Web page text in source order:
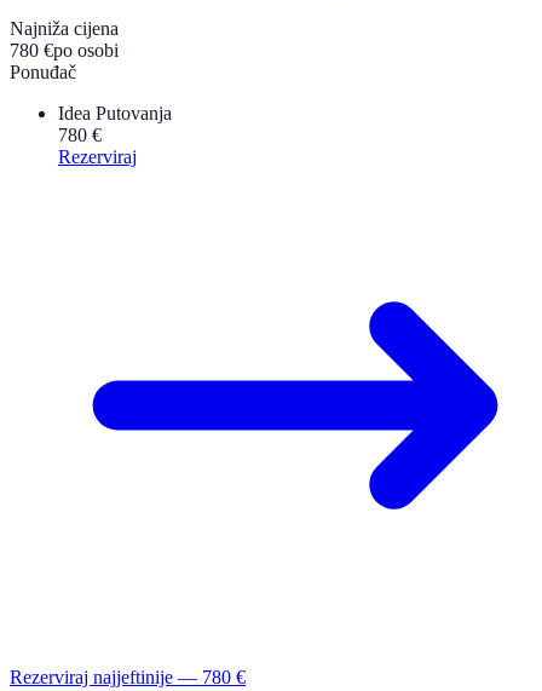
Najniža cijena
780 €po osobi
Ponuđač
Idea Putovanja
780 €
Rezerviraj
Rezerviraj najjeftinije — 780 €